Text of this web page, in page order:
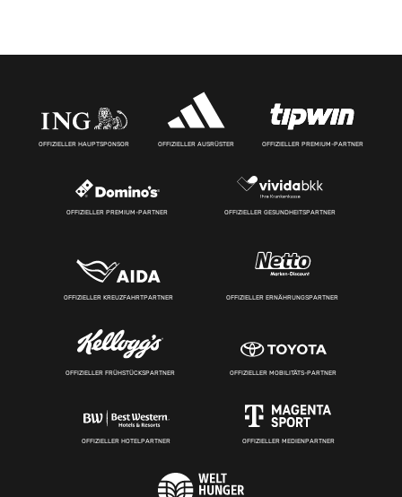
OFFIZIELLER HAUPTSPONSOR OFFIZIELLER AUSRÜSTER OFFIZIELLER PREMIUM-PARTNER
OFFIZIELLER PREMIUM-PARTNER OFFIZIELLER GESUNDHEITSPARTNER
OFFIZIELLER KREUZFAHRTPARTNER OFFIZIELLER ERNÄHRUNGSPARTNER
OFFIZIELLER FRÜHSTÜCKSPARTNER OFFIZIELLER MOBILITÄTS-PARTNER
OFFIZIELLER HOTELPARTNER OFFIZIELLER MEDIENPARTNER